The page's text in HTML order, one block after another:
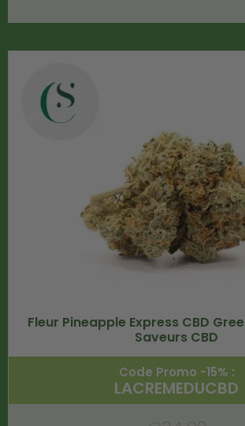
Fleur Pineapple Express CBD
Saveurs CBD
Code Promo -15% :
LACREMEDUCBD